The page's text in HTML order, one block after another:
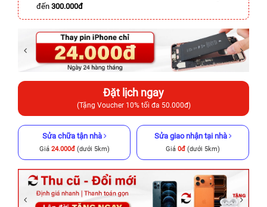
đến 300.000đ
Đặt lịch ngay
(Tặng Voucher 10% tối đa 50.000đ)
Sửa chữa tận nhà
Giá 24.000đ(dưới 5km)
Sửa giao nhận tại nhà
Giá 0đ (dưới 5km)